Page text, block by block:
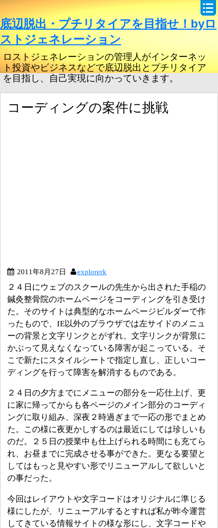
底辺脱出・プチリタイアを目指せ！byロ
ストジェネレーション
ロストジェネレーションの管理人がインターネッ
ト投資やビジネスなどで底辺脱出とプチリタイア
を目指し、自己実現に向かっていきます。
コーディングの案件に挑戦
2011年8月27日 explorerk
２４日にウェブのスクールの先生から出された手稲の
鍼灸整骨院のホームページをコーディングを引き受け
た。そのサイトは典型的なホームページビルダーで作
ったもので、IE以外のブラウザでは左サイドのメニュ
ーの背景と文字リンクとがずれ、文字リンクが背景に
かぶって見えなくなっている障害が起こっている。そ
こで新たにスタイルシートで指定し直し、正しいコー
ディングを行って障害を解消するものである。
２４日の夕方までにメニューの部分を一応仕上げ、更
に家に帰ってからも各ページのメイン部分のコーディ
ングに取り組み、深夜２時過ぎまで一応の形でまとめ
た。この様に夜更かしするのは最近にしては珍しいも
のだ。２５日の授業中も仕上げられる時間にも充てら
れ、お昼までに完成させる事ができた。更なる要望と
してはもっと見やすい形でリニューアルして欲しいと
の事だった。
今回はレイアウトや文字コードはオリジナルに準じる
様にしたが、リニューアルするとすれば私が昨今運営
してきている情報サイトの様な形にし、文字コードや